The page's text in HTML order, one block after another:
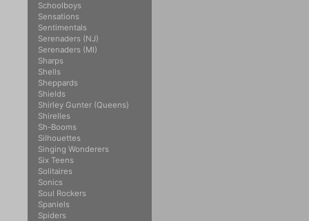
Schoolboys
Sensations
Sentimentals
Serenaders (NJ)
Serenaders (MI)
Sharps
Shells
Sheppards
Shields
Shirley Gunter (Queens)
Shirelles
Sh-Booms
Silhouettes
Singing Wonderers
Six Teens
Solitaires
Sonics
Soul Rockers
Spaniels
Spiders